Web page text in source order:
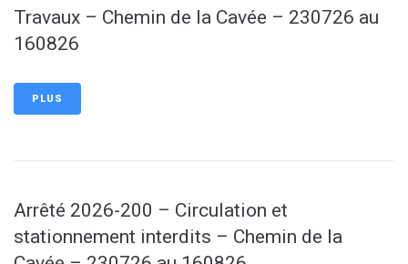
Travaux – Chemin de la Cavée – 230726 au
160826
PLUS
Arrêté 2026-200 – Circulation et
stationnement interdits – Chemin de la